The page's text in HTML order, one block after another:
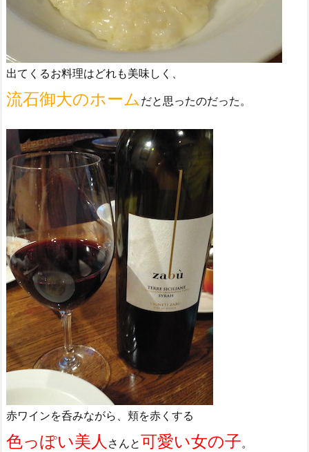
出てくるお料理はどれも美味しく、
流石御大のホーム だと思ったのだった。
赤ワインを呑みながら、頬を赤くする
色っぽい美人 さんと可愛い女の子。